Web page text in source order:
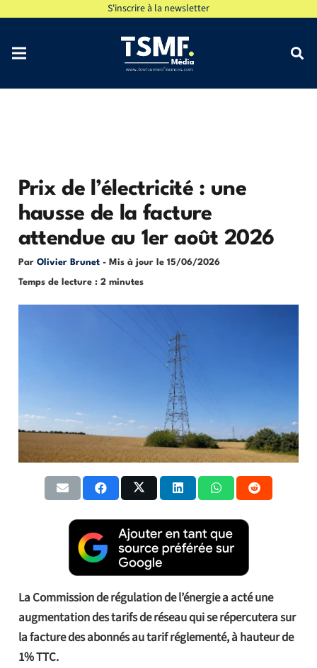
S'inscrire à la newsletter
Prix de l’électricité : une
hausse de la facture
attendue au 1er août 2026
Par Olivier Brunet - Mis à jour le 15/06/2026
Temps de lecture : 2 minutes
La Commission de régulation de l’énergie a acté une
augmentation des tarifs de réseau qui se répercutera sur
la facture des abonnés au tarif réglementé, à hauteur de
1% TTC.